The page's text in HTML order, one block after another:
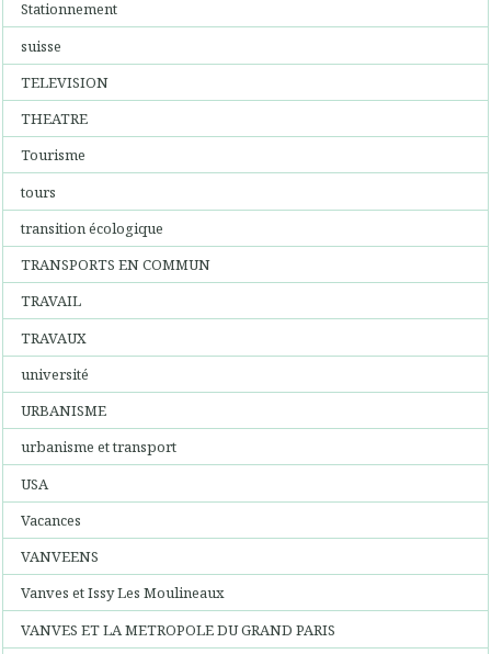
Stationnement
suisse
TELEVISION
THEATRE
Tourisme
tours
transition écologique
TRANSPORTS EN COMMUN
TRAVAIL
TRAVAUX
université
URBANISME
urbanisme et transport
USA
Vacances
VANVEENS
Vanves et Issy Les Moulineaux
VANVES ET LA METROPOLE DU GRAND PARIS